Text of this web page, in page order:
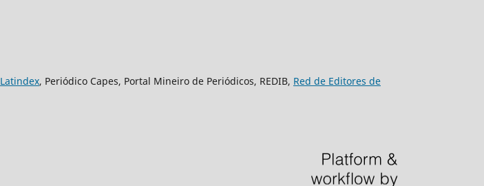
Latindex, Periódico Capes, Portal Mineiro de Periódicos, REDIB, Red de Editores de